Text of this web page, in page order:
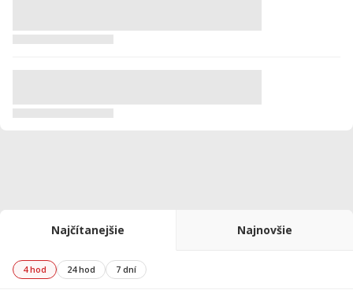
Najčítanejšie Najnovšie
4 hod 24 hod 7 dní